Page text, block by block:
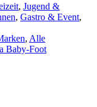
, Jugend &
, Gastro & Event,
, Alle
Baby-Foot